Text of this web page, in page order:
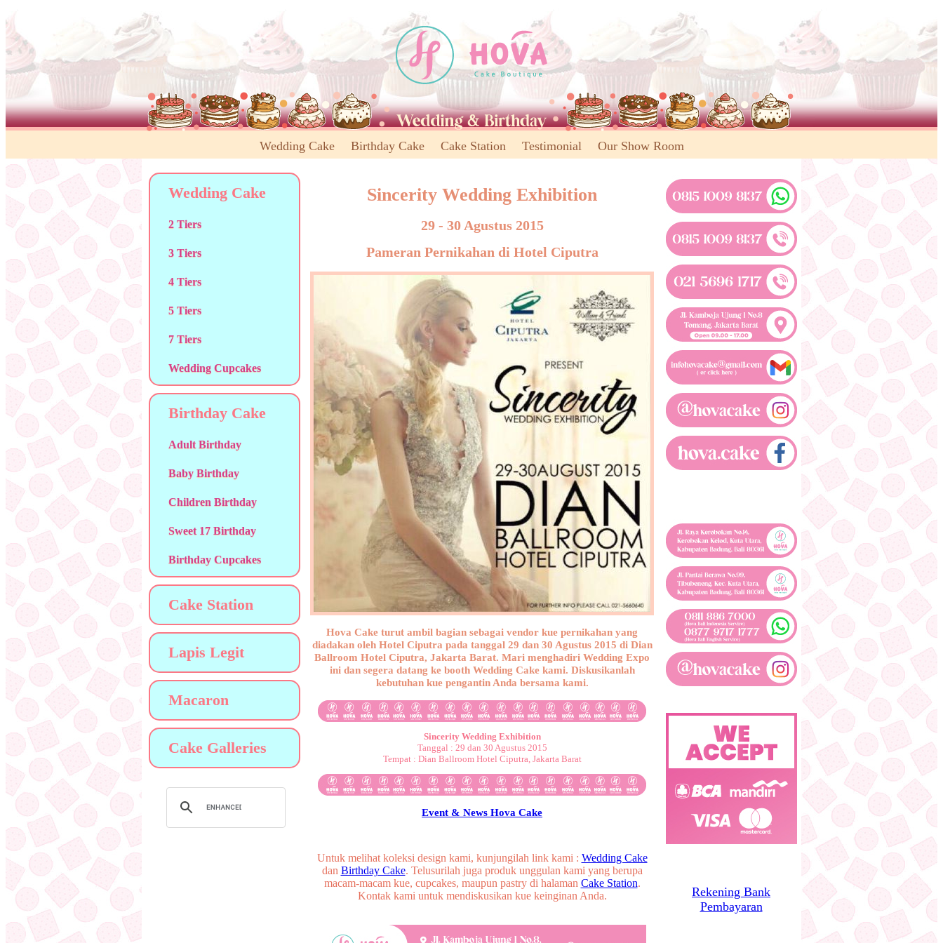
Wedding Cake Birthday Cake Cake Station Testimonial Our Show Room
Wedding Cake
2 Tiers
3 Tiers
4 Tiers
5 Tiers
7 Tiers
Wedding Cupcakes
Birthday Cake
Adult Birthday
Baby Birthday
Children Birthday
Sweet 17 Birthday
Birthday Cupcakes
Cake Station
Lapis Legit
Macaron
Cake Galleries
Sincerity Wedding Exhibition
29 - 30 Agustus 2015
Pameran Pernikahan di Hotel Ciputra
Hova Cake turut ambil bagian sebagai vendor kue pernikahan yang
diadakan oleh Hotel Ciputra pada tanggal 29 dan 30 Agustus 2015 di Dian
Ballroom Hotel Ciputra, Jakarta Barat. Mari menghadiri Wedding Expo
ini dan segera datang ke booth Wedding Cake kami. Diskusikanlah
kebutuhan kue pengantin Anda bersama kami.
Sincerity Wedding Exhibition
Tanggal : 29 dan 30 Agustus 2015
Tempat : Dian Ballroom Hotel Ciputra, Jakarta Barat
Event & News Hova Cake
Untuk melihat koleksi design kami, kunjungilah link kami : Wedding Cake
dan Birthday Cake. Telusurilah juga produk unggulan kami yang berupa
macam-macam kue, cupcakes, maupun pastry di halaman Cake Station.
Kontak kami untuk mendiskusikan kue keinginan Anda.
Rekening Bank
Pembayaran